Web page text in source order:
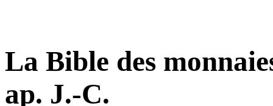
La Bible des
ap. J.-C.